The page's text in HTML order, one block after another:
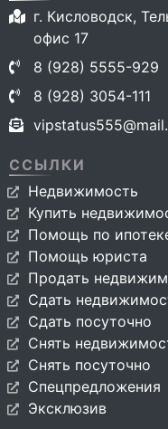
г. Кисловодск,
офис 17
8 (928) 5555-929
8 (928) 3054-111
ССЫЛКИ
Недвижимость
Купить
Помощь по
Помощь юриста
Продать
Сдать
Сдать посуточно
Снять
Снять посуточно
Спецпредложения
Эксклюзив